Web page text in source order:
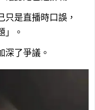
只是直播時口誤，
」。
深了爭議。